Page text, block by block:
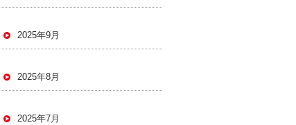
2025年9月
2025年8月
2025年7月